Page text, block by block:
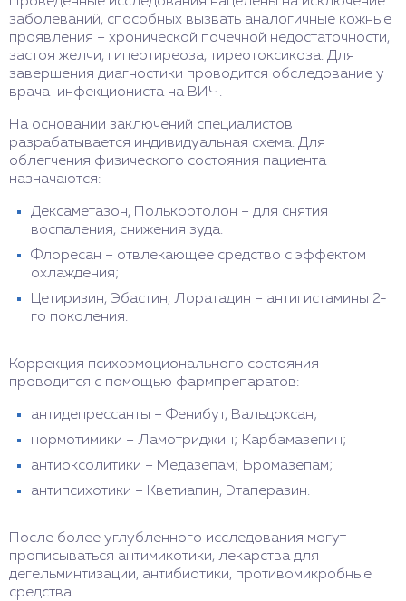
заболеваний, способных вызвать аналогичные кожные
проявления – хронической почечной недостаточности,
застоя желчи, гипертиреоза, тиреотоксикоза. Для
завершения диагностики проводится обследование у
врача-инфекциониста на ВИЧ.
На основании заключений специалистов
разрабатывается индивидуальная схема. Для
облегчения физического состояния пациента
назначаются:
Дексаметазон, Полькортолон – для снятия
воспаления, снижения зуда.
Флоресан – отвлекающее средство с эффектом
охлаждения;
Цетиризин, Эбастин, Лоратадин – антигистамины 2-
го поколения.
Коррекция психоэмоционального состояния
проводится с помощью фармпрепаратов:
антидепрессанты – Фенибут, Вальдоксан;
нормотимики – Ламотриджин; Карбамазепин;
антиоксолитики – Медазепам; Бромазепам;
антипсихотики – Кветиапин, Этаперазин.
После более углубленного исследования могут
прописываться антимикотики, лекарства для
дегельминтизации, антибиотики, противомикробные
средства.